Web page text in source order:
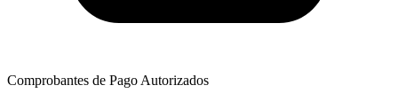
Comprobantes de Pago Autorizados